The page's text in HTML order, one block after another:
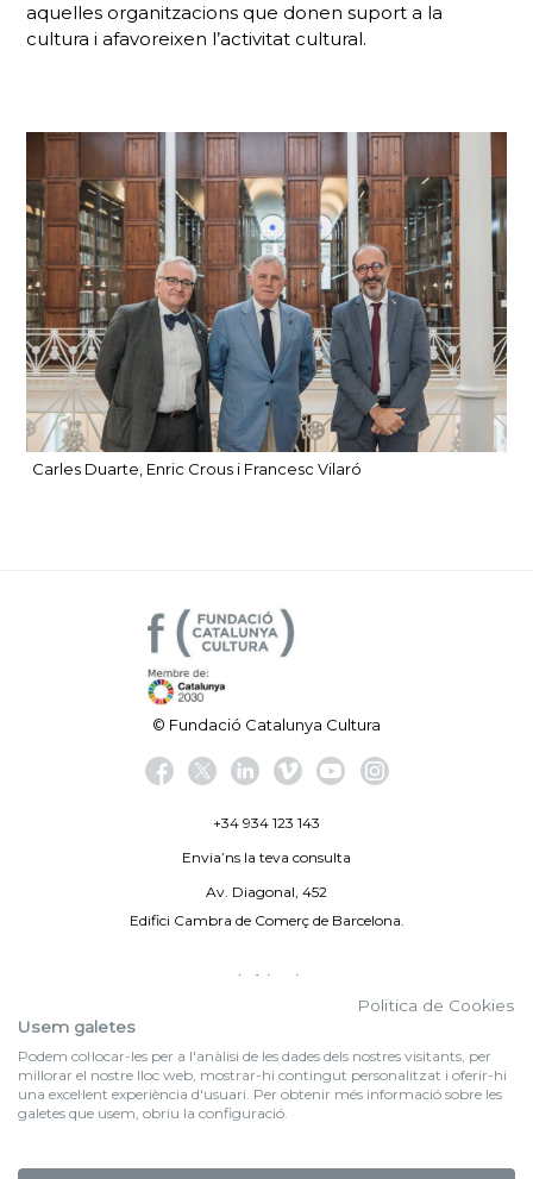
aquelles organitzacions que donen suport a la
cultura i afavoreixen l’activitat cultural.
Carles Duarte, Enric Crous i Francesc Vilaró
© Fundació Catalunya Cultura
+34 934 123 143
Envia’ns la teva consulta
Av. Diagonal, 452
Edifici Cambra de Comerç de Barcelona.
Avís legal
By 100X100NET
f (NEWSLETTER)
Politica de Cookies
Usem galetes
Podem col·locar-les per a l'anàlisi de les dades dels nostres visitants, per
millorar el nostre lloc web, mostrar-hi contingut personalitzat i oferir-hi
una excel·lent experiència d'usuari. Per obtenir més informació sobre les
galetes que usem, obriu la configuració.